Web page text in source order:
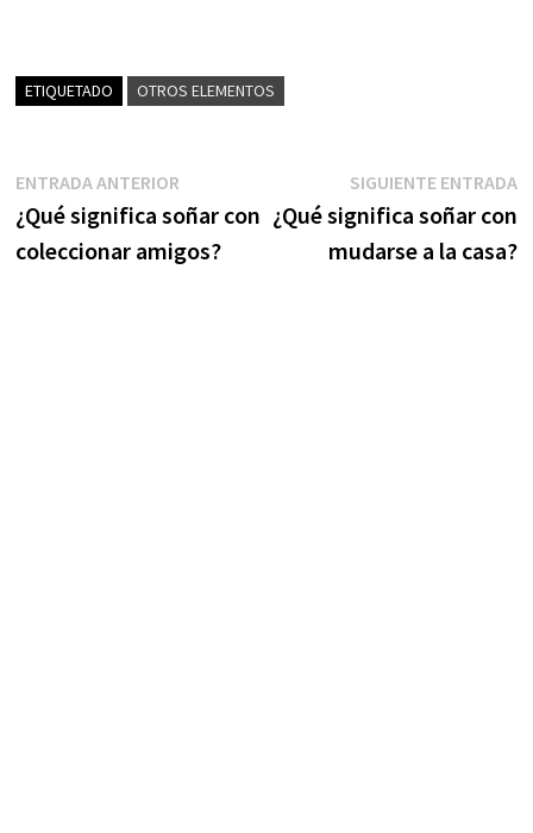
ETIQUETADO OTROS ELEMENTOS
Navegación
de
ENTRADA ANTERIOREntrada
anterior:
¿Qué significa soñar con
coleccionar amigos?
SIGUIENTE ENTRADA
¿Qué significa soñar con
mudarse a la casa?